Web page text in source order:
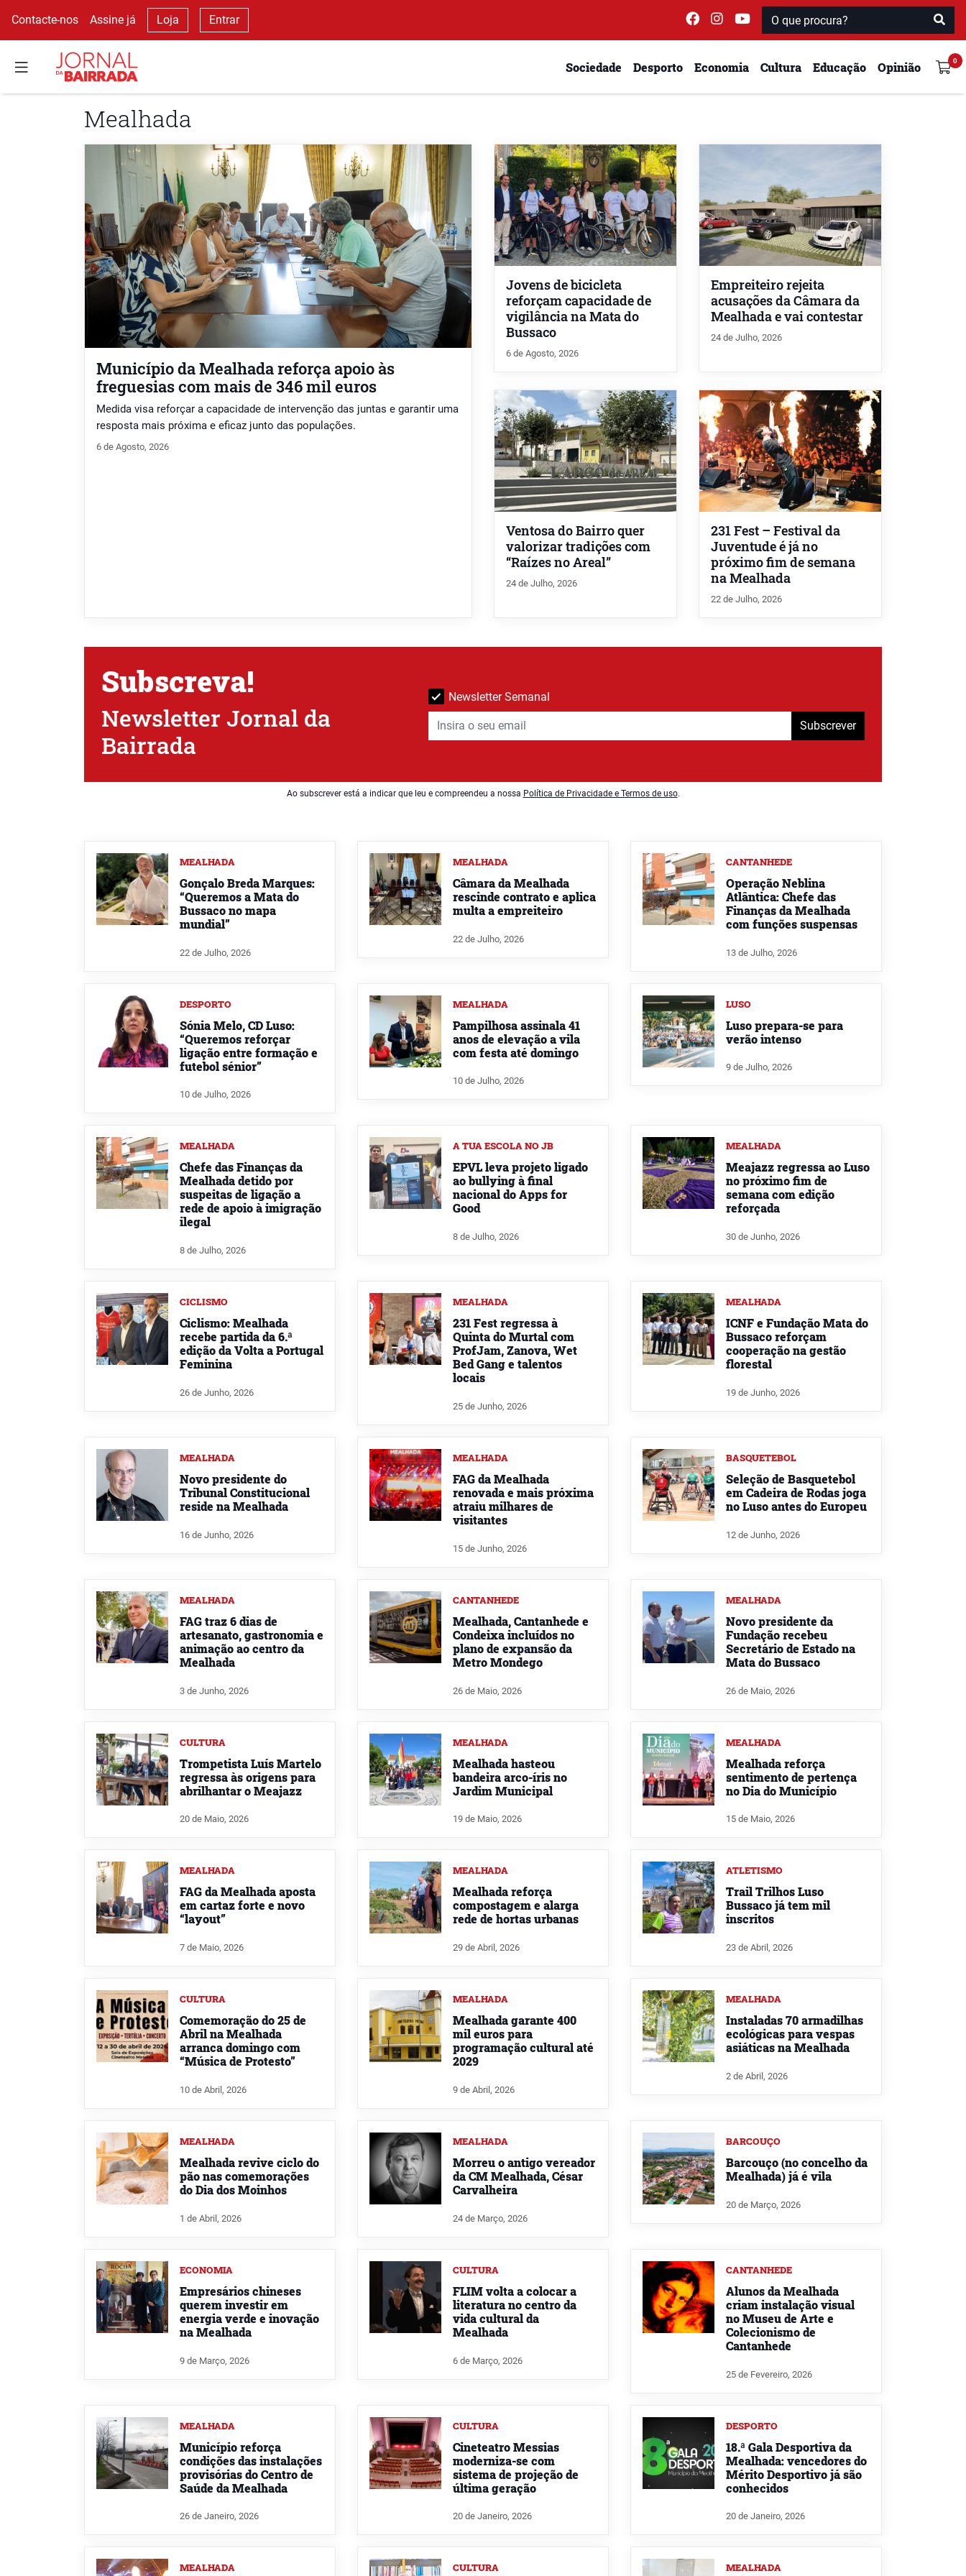
Contacte-nos Assine já Loja Entrar
Sociedade Desporto Economia Cultura Educação Opinião
Mealhada
Município da Mealhada reforça apoio às
freguesias com mais de 346 mil euros
Medida visa reforçar a capacidade de intervenção das juntas e garantir uma
resposta mais próxima e eficaz junto das populações.
6 de Agosto, 2026
Jovens de bicicleta
reforçam capacidade de
vigilância na Mata do
Bussaco
6 de Agosto, 2026
Empreiteiro rejeita
acusações da Câmara da
Mealhada e vai contestar
24 de Julho, 2026
Ventosa do Bairro quer
valorizar tradições com
“Raízes no Areal”
24 de Julho, 2026
231 Fest – Festival da
Juventude é já no
próximo fim de semana
na Mealhada
22 de Julho, 2026
Subscreva!
Newsletter Jornal da
Bairrada
Newsletter Semanal
Subscrever
Ao subscrever está a indicar que leu e compreendeu a nossa Política de Privacidade e Termos de uso.
MEALHADA
Gonçalo Breda Marques:
“Queremos a Mata do
Bussaco no mapa
mundial”
22 de Julho, 2026
MEALHADA
Câmara da Mealhada
rescinde contrato e aplica
multa a empreiteiro
22 de Julho, 2026
CANTANHEDE
Operação Neblina
Atlântica: Chefe das
Finanças da Mealhada
com funções suspensas
13 de Julho, 2026
DESPORTO
Sónia Melo, CD Luso:
“Queremos reforçar
ligação entre formação e
futebol sénior”
10 de Julho, 2026
MEALHADA
Pampilhosa assinala 41
anos de elevação a vila
com festa até domingo
10 de Julho, 2026
LUSO
Luso prepara-se para
verão intenso
9 de Julho, 2026
MEALHADA
Chefe das Finanças da
Mealhada detido por
suspeitas de ligação a
rede de apoio à imigração
ilegal
8 de Julho, 2026
A TUA ESCOLA NO JB
EPVL leva projeto ligado
ao bullying à final
nacional do Apps for
Good
8 de Julho, 2026
MEALHADA
Meajazz regressa ao Luso
no próximo fim de
semana com edição
reforçada
30 de Junho, 2026
CICLISMO
Ciclismo: Mealhada
recebe partida da 6.ª
edição da Volta a Portugal
Feminina
26 de Junho, 2026
MEALHADA
231 Fest regressa à
Quinta do Murtal com
ProfJam, Zanova, Wet
Bed Gang e talentos
locais
25 de Junho, 2026
MEALHADA
ICNF e Fundação Mata do
Bussaco reforçam
cooperação na gestão
florestal
19 de Junho, 2026
MEALHADA
Novo presidente do
Tribunal Constitucional
reside na Mealhada
16 de Junho, 2026
MEALHADA
FAG da Mealhada
renovada e mais próxima
atraiu milhares de
visitantes
15 de Junho, 2026
BASQUETEBOL
Seleção de Basquetebol
em Cadeira de Rodas joga
no Luso antes do Europeu
12 de Junho, 2026
MEALHADA
FAG traz 6 dias de
artesanato, gastronomia e
animação ao centro da
Mealhada
3 de Junho, 2026
CANTANHEDE
Mealhada, Cantanhede e
Condeixa incluídos no
plano de expansão da
Metro Mondego
26 de Maio, 2026
MEALHADA
Novo presidente da
Fundação recebeu
Secretário de Estado na
Mata do Bussaco
26 de Maio, 2026
CULTURA
Trompetista Luís Martelo
regressa às origens para
abrilhantar o Meajazz
20 de Maio, 2026
MEALHADA
Mealhada hasteou
bandeira arco-íris no
Jardim Municipal
19 de Maio, 2026
MEALHADA
Mealhada reforça
sentimento de pertença
no Dia do Município
15 de Maio, 2026
MEALHADA
FAG da Mealhada aposta
em cartaz forte e novo
“layout”
7 de Maio, 2026
MEALHADA
Mealhada reforça
compostagem e alarga
rede de hortas urbanas
29 de Abril, 2026
ATLETISMO
Trail Trilhos Luso
Bussaco já tem mil
inscritos
23 de Abril, 2026
CULTURA
Comemoração do 25 de
Abril na Mealhada
arranca domingo com
“Música de Protesto”
10 de Abril, 2026
MEALHADA
Mealhada garante 400
mil euros para
programação cultural até
2029
9 de Abril, 2026
MEALHADA
Instaladas 70 armadilhas
ecológicas para vespas
asiáticas na Mealhada
2 de Abril, 2026
MEALHADA
Mealhada revive ciclo do
pão nas comemorações
do Dia dos Moinhos
1 de Abril, 2026
MEALHADA
Morreu o antigo vereador
da CM Mealhada, César
Carvalheira
24 de Março, 2026
BARCOUÇO
Barcouço (no concelho da
Mealhada) já é vila
20 de Março, 2026
ECONOMIA
Empresários chineses
querem investir em
energia verde e inovação
na Mealhada
9 de Março, 2026
CULTURA
FLIM volta a colocar a
literatura no centro da
vida cultural da
Mealhada
6 de Março, 2026
CANTANHEDE
Alunos da Mealhada
criam instalação visual
no Museu de Arte e
Colecionismo de
Cantanhede
25 de Fevereiro, 2026
MEALHADA
Município reforça
condições das instalações
provisórias do Centro de
Saúde da Mealhada
26 de Janeiro, 2026
CULTURA
Cineteatro Messias
moderniza-se com
sistema de projeção de
última geração
20 de Janeiro, 2026
DESPORTO
18.ª Gala Desportiva da
Mealhada: vencedores do
Mérito Desportivo já são
conhecidos
20 de Janeiro, 2026
MEALHADA CULTURA MEALHADA